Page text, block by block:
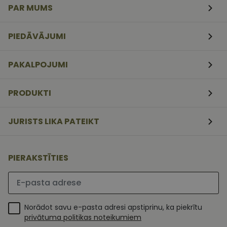
PAR MUMS
PIEDĀVĀJUMI
PAKALPOJUMI
PRODUKTI
JURISTS LIKA PATEIKT
PIERAKSTĪTIES
Lūdzu ievadiet e-pasta adresi
Norādot savu e-pasta adresi apstiprinu, ka piekrītu
privātuma politikas noteikumiem
CookieScriptConsent
Šo sīkfailu
serviss, lai
atcerētos
piekrišanas
Script.com
sīkfailu
pareizi.